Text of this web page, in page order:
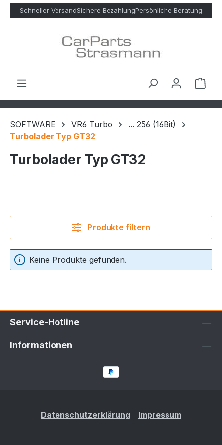
Zum Hauptinhalt springen
Schneller VersandSichere BezahlungPersönliche Beratung
SOFTWARE VR6 Turbo
... 256 (16Bit)
Turbolader Typ GT32
Turbolader Typ GT32
Produkte filtern
Keine Produkte gefunden.
Service-Hotline
Informationen
Datenschutzerklärung Impressum